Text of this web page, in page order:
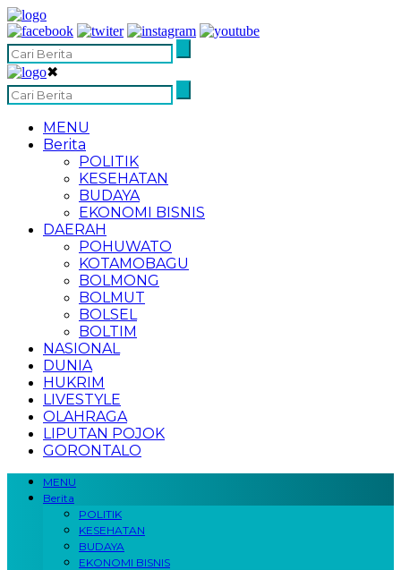
✖
MENU
Berita
POLITIK
KESEHATAN
BUDAYA
EKONOMI BISNIS
DAERAH
POHUWATO
KOTAMOBAGU
BOLMONG
BOLMUT
BOLSEL
BOLTIM
NASIONAL
DUNIA
HUKRIM
LIVESTYLE
OLAHRAGA
LIPUTAN POJOK
GORONTALO
MENU
Berita
POLITIK
KESEHATAN
BUDAYA
EKONOMI BISNIS